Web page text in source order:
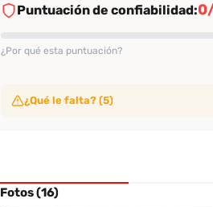
Puntuación de confiabilidad:
¿Por qué esta puntuación?
¿Qué le falta? (5)
Sin perfil verificado
Fotos (16)